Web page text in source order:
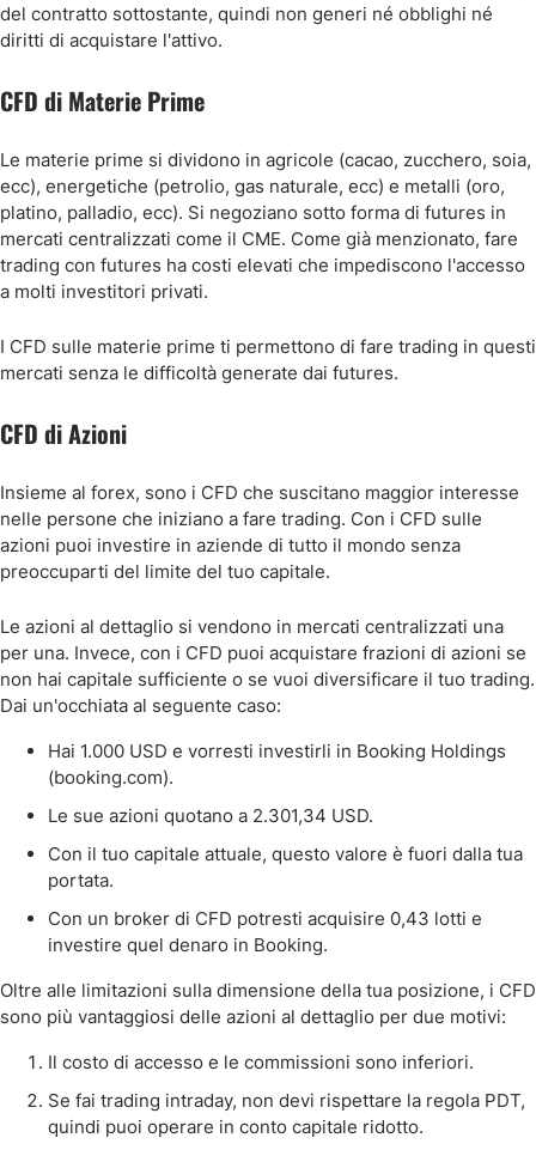
del contratto sottostante, quindi non generi né obblighi né
diritti di acquistare l'attivo.
CFD di Materie Prime
Le materie prime si dividono in agricole (cacao, zucchero, soia,
ecc), energetiche (petrolio, gas naturale, ecc) e metalli (oro,
platino, palladio, ecc). Si negoziano sotto forma di futures in
mercati centralizzati come il CME. Come già menzionato, fare
trading con futures ha costi elevati che impediscono l'accesso
a molti investitori privati.
I CFD sulle materie prime ti permettono di fare trading in questi
mercati senza le difficoltà generate dai futures.
CFD di Azioni
Insieme al forex, sono i CFD che suscitano maggior interesse
nelle persone che iniziano a fare trading. Con i CFD sulle
azioni puoi investire in aziende di tutto il mondo senza
preoccuparti del limite del tuo capitale.
Le azioni al dettaglio si vendono in mercati centralizzati una
per una. Invece, con i CFD puoi acquistare frazioni di azioni se
non hai capitale sufficiente o se vuoi diversificare il tuo trading.
Dai un'occhiata al seguente caso:
Hai 1.000 USD e vorresti investirli in Booking Holdings
(booking.com).
Le sue azioni quotano a 2.301,34 USD.
Con il tuo capitale attuale, questo valore è fuori dalla tua
portata.
Con un broker di CFD potresti acquisire 0,43 lotti e
investire quel denaro in Booking.
Oltre alle limitazioni sulla dimensione della tua posizione, i CFD
sono più vantaggiosi delle azioni al dettaglio per due motivi:
Il costo di accesso e le commissioni sono inferiori.
Se fai trading intraday, non devi rispettare la regola PDT,
quindi puoi operare in conto capitale ridotto.